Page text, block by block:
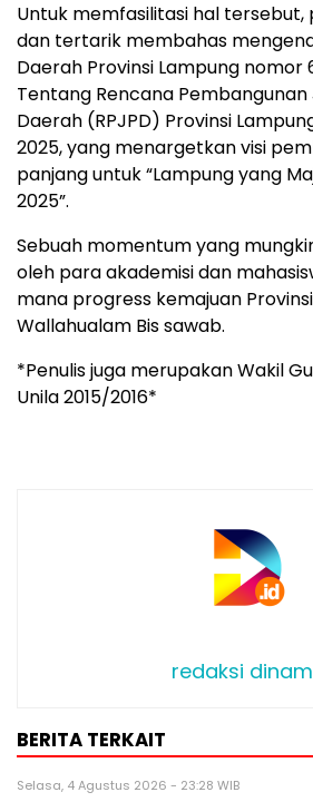
Untuk memfasilitasi hal tersebut,
dan tertarik membahas
Daerah Provinsi Lampung nomor
Tentang Rencana
Daerah (RPJPD) Provinsi
2025, yang menargetkan visi
panjang untuk “Lampung yang
2025”.
Sebuah momentum yang
oleh para akademisi dan
mana progress kemajuan
Wallahualam Bis sawab.
*Penulis juga merupakan Wakil
Unila 2015/2016*
redaksi
BERITA TERKAIT
Selasa, 4 Agustus 2026 - 23:28 WIB